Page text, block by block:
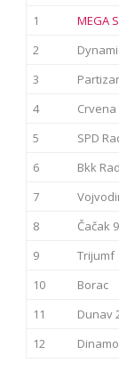
1
MEGA
2
3
4
5
SPD
6
Bkk
7
8
Čačak
9
Trijumf
10
Borac
11
Dunav
12
Dinamo